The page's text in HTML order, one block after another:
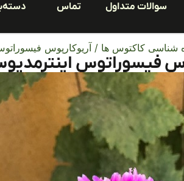
سوالات متداول تماس
شناسی کاکتوس ها / آریوکارپوس
فیسوراتوس